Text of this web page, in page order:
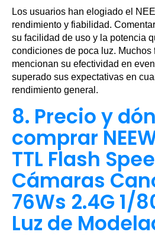
Los usuarios han elogiado el
rendimiento y fiabilidad.
su facilidad de uso y la potencia
condiciones de poca luz. Muchos
mencionan su efectividad en
superado sus expectativas en
rendimiento general.
8. Precio y
comprar
TTL Flash
Cámaras
76Ws 2.4G 1/
Luz de